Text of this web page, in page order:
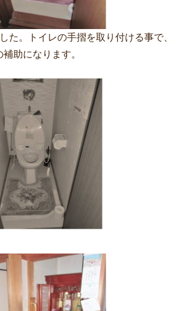
た。トイレの手摺を取り付ける事で、
助になります。